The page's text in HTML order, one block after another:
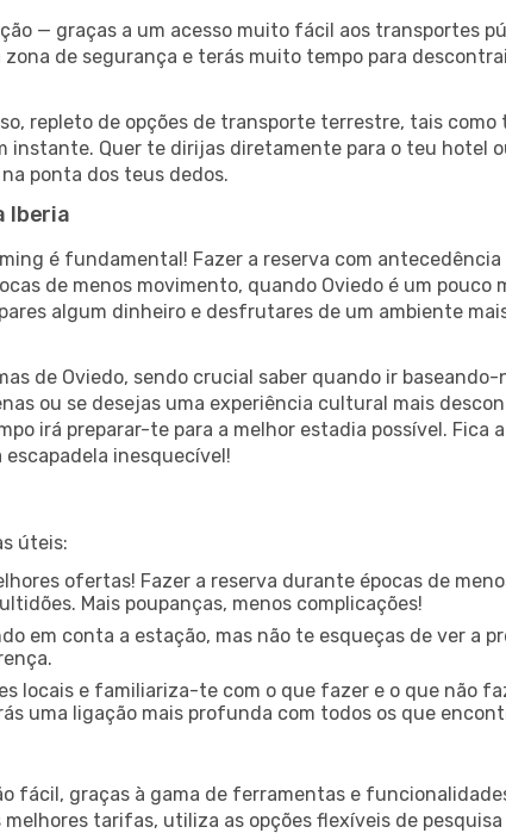
— graças a um acesso muito fácil aos transportes
de segurança e terás muito tempo para
repleto de opções de transporte terrestre, tais como
instante. Quer te dirijas diretamente para o teu hotel
ponta dos teus dedos.
Iberia
é fundamental! Fazer a reserva com antecedência
de menos movimento, quando Oviedo é um pouco
algum dinheiro e desfrutares de um ambiente
de Oviedo, sendo crucial saber quando ir baseando-
ou se desejas uma experiência cultural mais
irá preparar-te para a melhor estadia possível. Fica
inesquecível!
úteis:
ofertas! Fazer a reserva durante épocas de
Mais poupanças, menos complicações!
em conta a estação, mas não te esqueças de ver a
locais e familiariza-te com o que fazer e o que não
uma ligação mais profunda com todos os que
fácil, graças à gama de ferramentas e
tarifas, utiliza as opções flexíveis de pesquisa